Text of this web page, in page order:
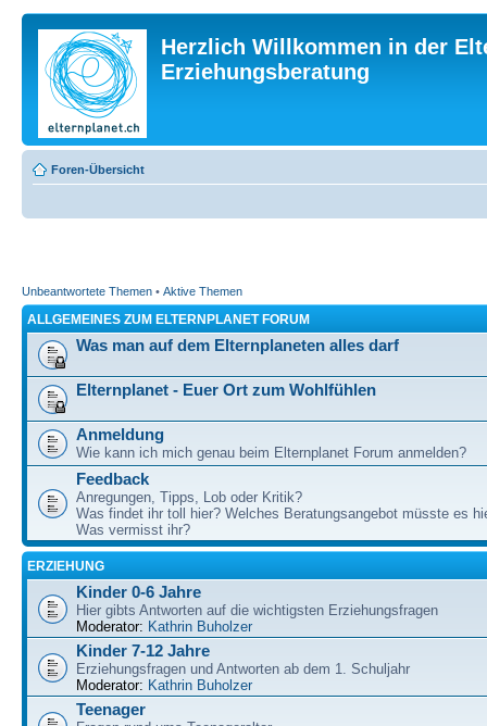
Herzlich Willkommen in der
Erziehungsberatung
Foren-Übersicht
Unbeantwortete Themen • Aktive Themen
ALLGEMEINES ZUM ELTERNPLANET FORUM
Was man auf dem Elternplaneten alles darf
Elternplanet - Euer Ort zum Wohlfühlen
Anmeldung
Wie kann ich mich genau beim Elternplanet Forum anmelden?
Feedback
Anregungen, Tipps, Lob oder Kritik?
Was findet ihr toll hier? Welches Beratungsangebot müsste es
Was vermisst ihr?
ERZIEHUNG
Kinder 0-6 Jahre
Hier gibts Antworten auf die wichtigsten Erziehungsfragen
Moderator: Kathrin Buholzer
Kinder 7-12 Jahre
Erziehungsfragen und Antworten ab dem 1. Schuljahr
Moderator: Kathrin Buholzer
Teenager